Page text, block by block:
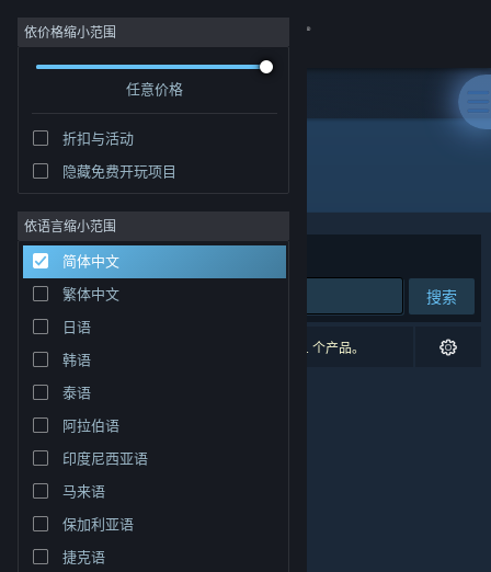
登录
社区
关于
客服
更改语言
获取 Steam 手机应用
查看桌面版网站
依价格缩小范围
任意价格
折扣与活动
隐藏免费开玩项目
依语言缩小范围
简体中文
繁体中文
日语
韩语
泰语
阿拉伯语
印度尼西亚语
马来语
保加利亚语
捷克语
开发者: Stratosphereoff
排序依据 相关性
搜索
0 个匹配的搜索结果。 根据您的偏好，已排除了 1 个产品。